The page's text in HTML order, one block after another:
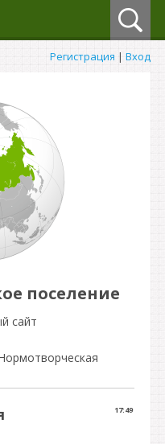
Регистрация | Вход
поселение
сайт
17:49